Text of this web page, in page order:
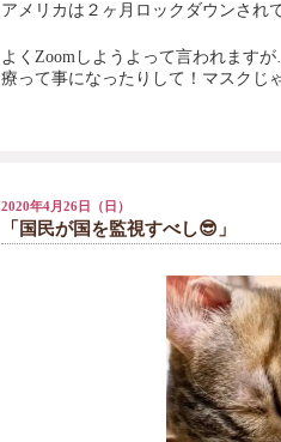
アメリカは２ヶ月ロックダウンされ
よく Zoom しようよって言われますが
療って事になったりして！マスクじ
2020年4月26日（日）
「国民が国を監視すべし😎」